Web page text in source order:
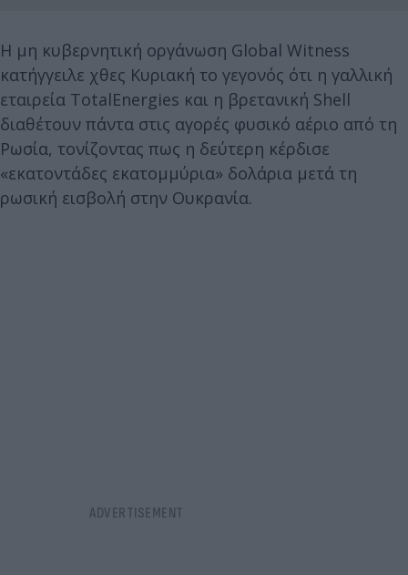
Η μη κυβερνητική οργάνωση Global Witness
κατήγγειλε χθες Κυριακή το γεγονός ότι η γαλλική
εταιρεία TotalEnergies και η βρετανική Shell
διαθέτουν πάντα στις αγορές φυσικό αέριο από τη
Ρωσία, τονίζοντας πως η δεύτερη κέρδισε
«εκατοντάδες εκατομμύρια» δολάρια μετά τη
ρωσική εισβολή στην Ουκρανία.